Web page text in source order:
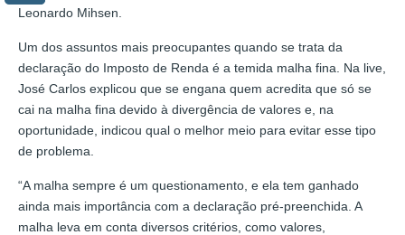
Leonardo Mihsen.
Um dos assuntos mais preocupantes quando se trata da
declaração do Imposto de Renda é a temida malha fina. Na live,
José Carlos explicou que se engana quem acredita que só se
cai na malha fina devido à divergência de valores e, na
oportunidade, indicou qual o melhor meio para evitar esse tipo
de problema.
“A malha sempre é um questionamento, e ela tem ganhado
ainda mais importância com a declaração pré-preenchida. A
malha leva em conta diversos critérios, como valores,